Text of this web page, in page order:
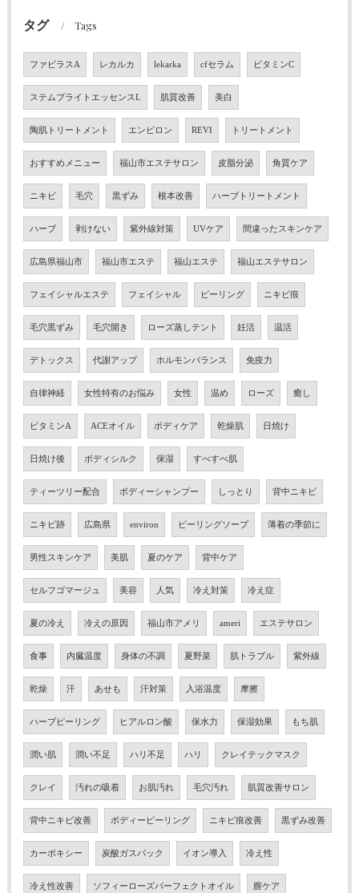
タグ Tags
ファビラスA レカルカ lekarka cfセラム ビタミンC
ステムブライトエッセンスL 肌質改善 美白
陶肌トリートメント エンビロン REVI トリートメント
おすすめメニュー 福山市エステサロン 皮脂分泌 角質ケア
ニキビ 毛穴 黒ずみ 根本改善 ハーブトリートメント
ハーブ 剥けない 紫外線対策 UVケア 間違ったスキンケア
広島県福山市 福山市エステ 福山エステ 福山エステサロン
フェイシャルエステ フェイシャル ピーリング ニキビ痕
毛穴黒ずみ 毛穴開き ローズ蒸しテント 妊活 温活
デトックス 代謝アップ ホルモンバランス 免疫力
自律神経 女性特有のお悩み 女性 温め ローズ 癒し
ビタミンA ACEオイル ボディケア 乾燥肌 日焼け
日焼け後 ボディシルク 保湿 すべすべ肌
ティーツリー配合 ボディーシャンプー しっとり 背中ニキビ
ニキビ跡 広島県 environ ピーリングソープ 薄着の季節に
男性スキンケア 美肌 夏のケア 背中ケア
セルフゴマージュ 美容 人気 冷え対策 冷え症
夏の冷え 冷えの原因 福山市アメリ ameri エステサロン
食事 内臓温度 身体の不調 夏野菜 肌トラブル 紫外線
乾燥 汗 あせも 汗対策 入浴温度 摩擦
ハーブピーリング ヒアルロン酸 保水力 保湿効果 もち肌
潤い肌 潤い不足 ハリ不足 ハリ クレイテックマスク
クレイ 汚れの吸着 お肌汚れ 毛穴汚れ 肌質改善サロン
背中ニキビ改善 ボディーピーリング ニキビ痕改善 黒ずみ改善
カーボキシー 炭酸ガスパック イオン導入 冷え性
冷え性改善 ソフィーローズパーフェクトオイル 膣ケア